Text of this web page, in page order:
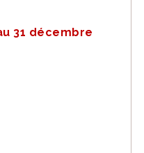
31 décembre